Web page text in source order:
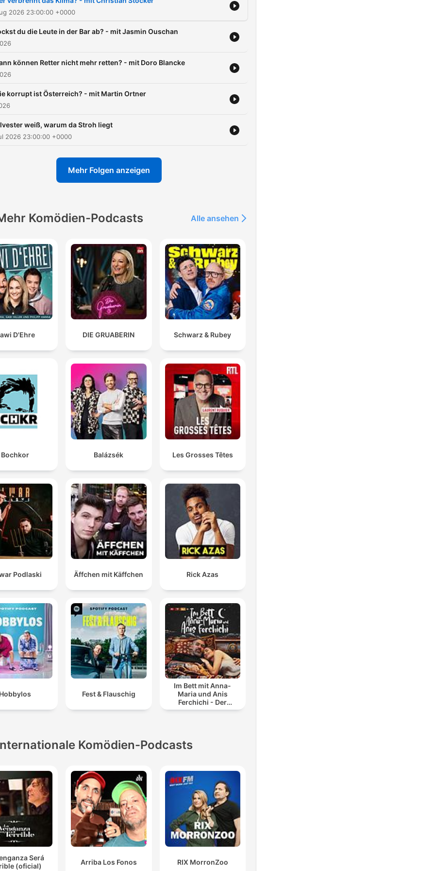
2026 23:00:00 +0000
du die Leute in der Bar ab? - mit Jasmin Ouschan
können Retter nicht mehr retten? - mit Doro Blancke
korrupt ist Österreich? - mit Martin Ortner
weiß, warum da Stroh liegt
2026 23:00:00 +0000
Mehr Folgen anzeigen
Komödien-Podcasts Alle ansehen
D'Ehre DIE GRUABERIN Schwarz & Rubey
Bochkor Balázsék Les Grosses Têtes
Podlaski Äffchen mit Käffchen Rick Azas
Fest & Flauschig
Im Bett mit Anna-
Maria und Anis
Ferchichi - Der
Bushido Podcast
Komödien-Podcasts
Será
(oficial)
Arriba Los Fonos RIX MorronZoo